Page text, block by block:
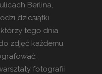
Berlina,
dziesiątki
tego dnia
zdjęć każdemu
fotografii